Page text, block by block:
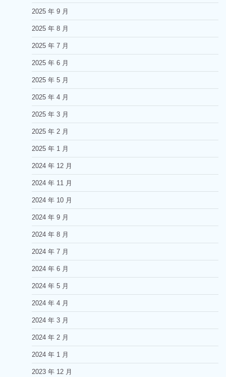
2025 年 9 月
2025 年 8 月
2025 年 7 月
2025 年 6 月
2025 年 5 月
2025 年 4 月
2025 年 3 月
2025 年 2 月
2025 年 1 月
2024 年 12 月
2024 年 11 月
2024 年 10 月
2024 年 9 月
2024 年 8 月
2024 年 7 月
2024 年 6 月
2024 年 5 月
2024 年 4 月
2024 年 3 月
2024 年 2 月
2024 年 1 月
2023 年 12 月